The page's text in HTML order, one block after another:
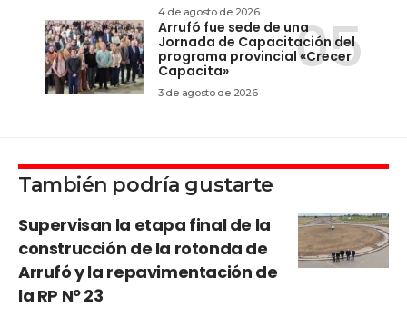
4 de agosto de 2026
Arrufó fue sede de una
Jornada de Capacitación del
programa provincial «Crecer
Capacita»
3 de agosto de 2026
También podría gustarte
Supervisan la etapa final de la
construcción de la rotonda de
Arrufó y la repavimentación de
la RP Nº 23